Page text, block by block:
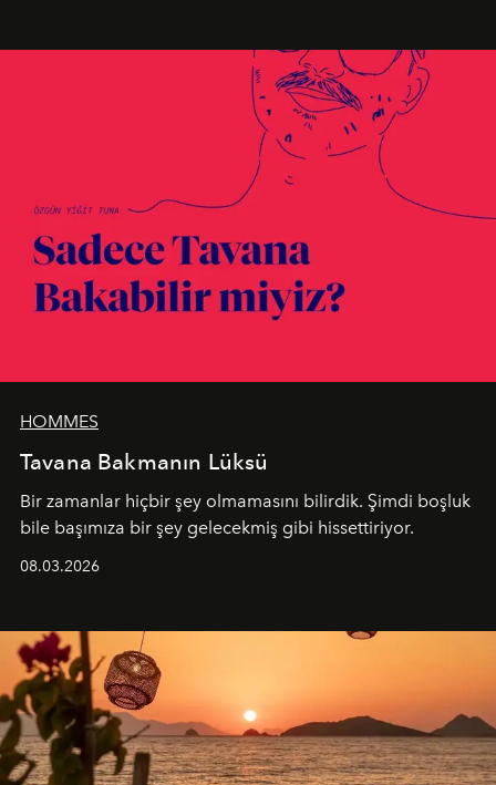
HOMMES
Tavana Bakmanın Lüksü
Bir zamanlar hiçbir şey olmamasını bilirdik. Şimdi boşluk
bile başımıza bir şey gelecekmiş gibi hissettiriyor.
08.03.2026